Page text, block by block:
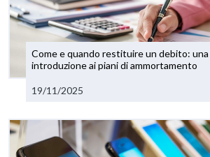
Come e quando restituire un debito:
introduzione ai piani di ammortamento
19/11/2025